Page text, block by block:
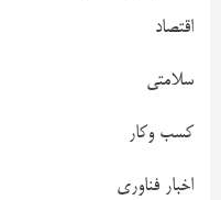
اقتصاد
سلامتی
کسب وکار
اخبار فناوری